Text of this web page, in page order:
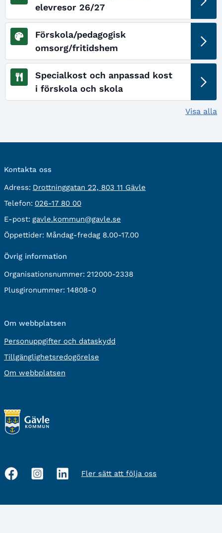
elevresor 26/27
Förskola/pedagogisk
omsorg/fritidshem
Specialkost och anpassad kost
i förskola och skola
Visa alla
Kontakta oss
Adress: besöksadress:
Drottninggatan 22, 803 11 Gävle
Telefon: Telefon:
026-17 80 00
E-post: E-
post:
gavle.kommun@gavle.se
Öppettider: Måndag-fredag 8.00-17.00
Övrig information
Organisationsnummer: 212000-2338
Plusgironummer: 14808-0
Om webbplatsen
Personuppgifter och dataskydd
Tillgänglighetsredogörelse
Om webbplatsen
Sociala
Fler sätt att följa oss